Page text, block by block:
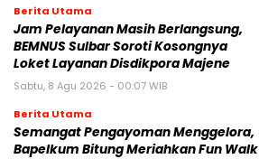
Berita Utama
Jam Pelayanan Masih Berlangsung,
BEMNUS Sulbar Soroti Kosongnya
Loket Layanan Disdikpora Majene
Sabtu, 8 Agu 2026 - 00:07 WIB
Berita Utama
Semangat Pengayoman Menggelora,
Bapelkum Bitung Meriahkan Fun Walk